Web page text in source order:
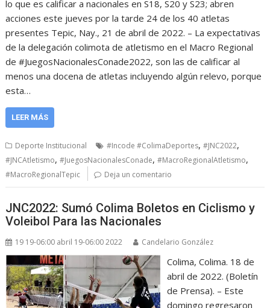
lo que es calificar a nacionales en S18, S20 y S23; abren
acciones este jueves por la tarde 24 de los 40 atletas
presentes Tepic, Nay., 21 de abril de 2022. – La expectativas
de la delegación colimota de atletismo en el Macro Regional
de #JuegosNacionalesConade2022, son las de calificar al
menos una docena de atletas incluyendo algún relevo, porque
esta…
LEER MÁS
Deporte Institucional #Incode #ColimaDeportes,#JNC2022,
#JNCAtletismo,#JuegosNacionalesConade,#MacroRegionalAtletismo,
#MacroRegionalTepic Deja un comentario
JNC2022: Sumó Colima Boletos en Ciclismo y
Voleibol Para las Nacionales
19 19-06:00 abril 19-06:00 2022 Candelario González
Colima, Colima. 18 de
abril de 2022. (Boletín
de Prensa). – Este
domingo regresaron